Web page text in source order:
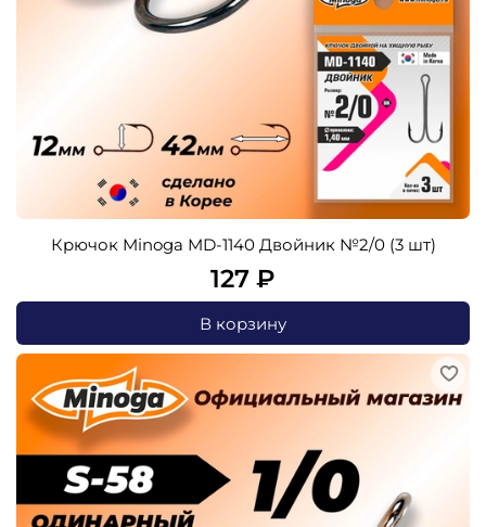
Крючок Minoga MD-1140 Двойник №2/0 (3 шт)
127 ₽
В корзину